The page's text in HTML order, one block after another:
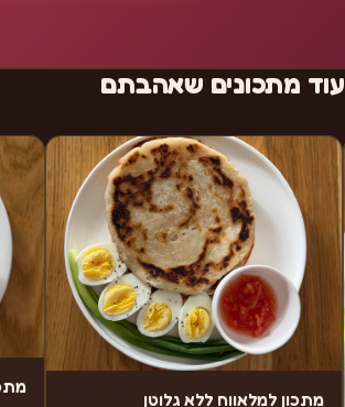
עוד מתכונים שאהבתם
מתכון למלאווח ללא גלוטן